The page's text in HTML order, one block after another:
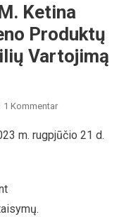
Ketina
Produktų
Vartojimą
1 KommentarZu
Miestų
m. rugpjūčio 21 d.